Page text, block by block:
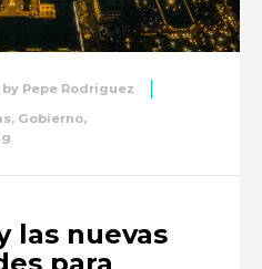
by Pepe Rodriguez
, Gobierno,
las nuevas